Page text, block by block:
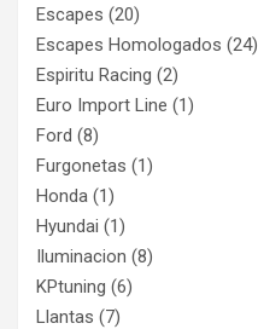
Escapes (20)
Escapes Homologados (24)
Espiritu Racing (2)
Euro Import Line (1)
Ford (8)
Furgonetas (1)
Honda (1)
Hyundai (1)
Iluminacion (8)
KPtuning (6)
Llantas (7)